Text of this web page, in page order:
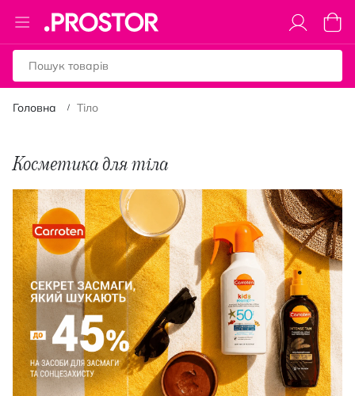
Toggle
Nav
Кошик
Головна Тіло
Косметика для тіла